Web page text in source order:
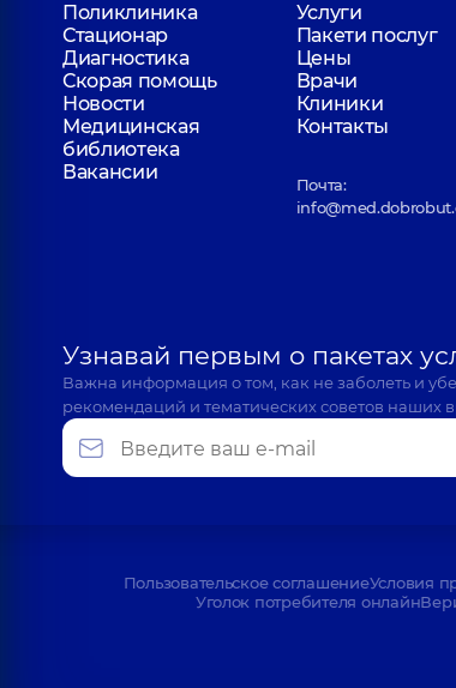
Поликлиника
Услуги
Стационар
Пакети послуг
Диагностика
Цены
Скорая помощь
Врачи
Новости
Клиники
Медицинская
библиотека
Контакты
Вакансии
Почта:
Узнавай первым о пакетах
Важна информация о том, как не заболеть и
рекомендаций и тематических советов наших
Пользовательское соглашениеУсловия
Уголок потребителя онлайн